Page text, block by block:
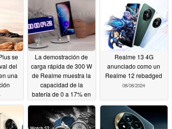
se
del
una
La demostración de
carga rápida de 300 W
de Realme muestra la
capacidad de la
batería de 0 a 17% en
08/10/2024
Realme 13 4G
anunciado como un
Realme 12 rebadged
08/08/2024